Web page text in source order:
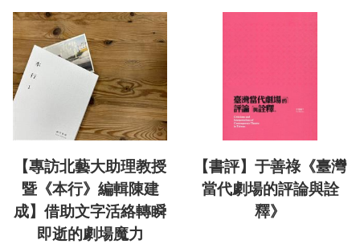
【專訪北藝大助理教授
暨《本行》編輯陳建
成】借助文字活絡轉瞬
即逝的劇場魔力
【書評】于善祿《臺灣
當代劇場的評論與詮
釋》